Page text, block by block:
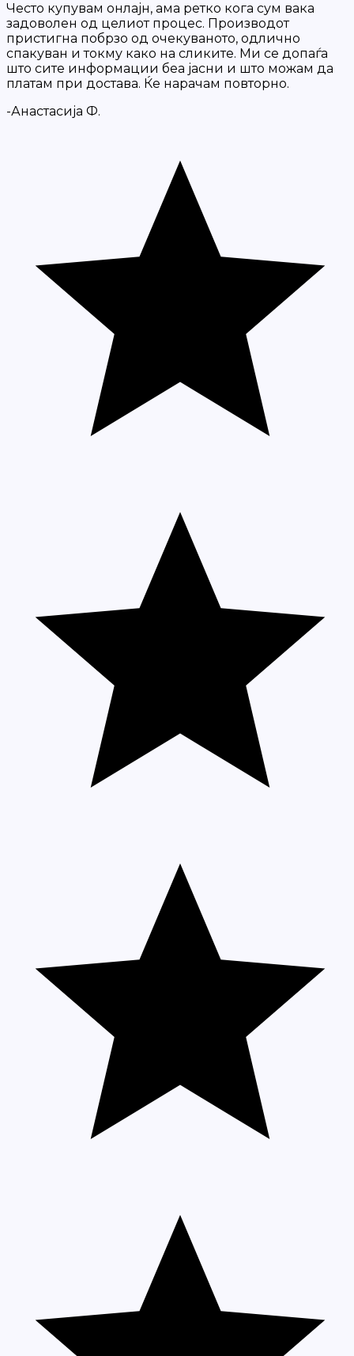
Често купувам онлајн, ама ретко кога сум вака
задоволен од целиот процес. Производот
пристигна побрзо од очекуваното, одлично
спакуван и токму како на сликите. Ми се допаѓа
што сите информации беа јасни и што можам да
платам при достава. Ќе нарачам повторно.
-Анастасија Ф.